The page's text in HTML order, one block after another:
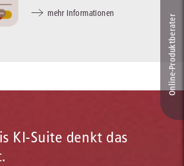
mehr Informationen
KI-Suite denkt das
Online-Produkt­berater